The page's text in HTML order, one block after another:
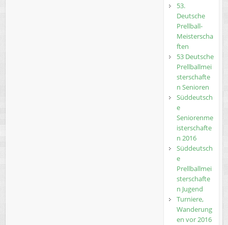
53.
Deutsche
Prellball-
Meisterscha
ften
53 Deutsche
Prellballmei
sterschafte
n Senioren
Süddeutsch
e
Seniorenme
isterschafte
n 2016
Süddeutsch
e
Prellballmei
sterschafte
n Jugend
Turniere,
Wanderung
en vor 2016